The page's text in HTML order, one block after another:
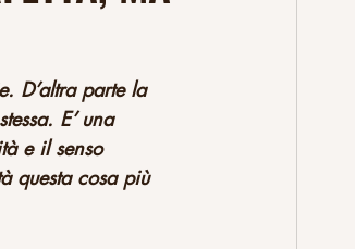
D’altra parte la
E’ una
e il senso
questa cosa più